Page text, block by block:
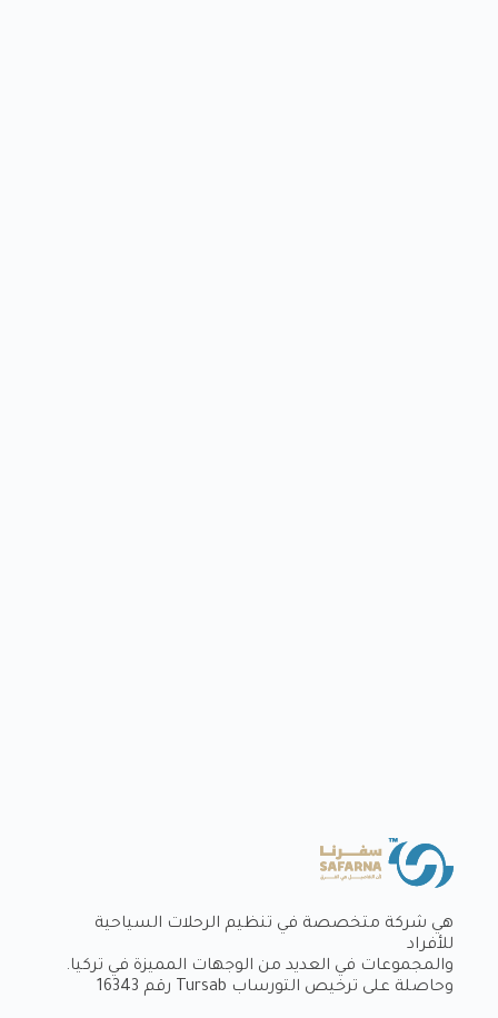
هي شركة متخصصة في تنظيم الرحلات السياحية
للأفراد
والمجموعات في العديد من الوجهات المميزة في تركيا.
وحاصلة على ترخيص التورساب Tursab رقم 16343